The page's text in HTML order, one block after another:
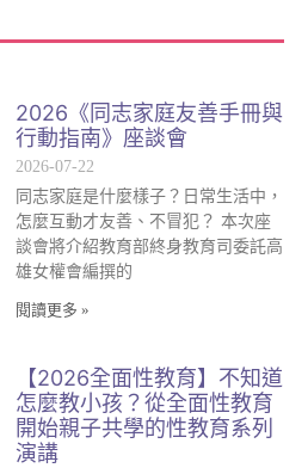
2026《同志家庭友善手冊與
行動指南》座談會
2026-07-22
同志家庭是什麼樣子？日常生活中，
怎麼互動才友善、不冒犯？ 本次座
談會將介紹教育部終身教育司委託高
雄女權會編撰的
閱讀更多 »
【2026全面性教育】不知道
怎麼教小孩？從全面性教育
開始親子共學的性教育系列
演講